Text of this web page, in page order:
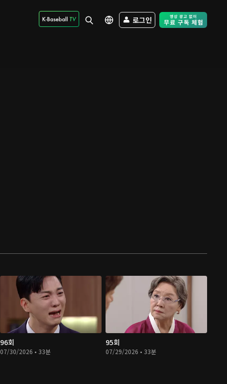
로그인 Free Trial -
96회
07/30/2026 • 33분
95회
07/29/2026 • 33분